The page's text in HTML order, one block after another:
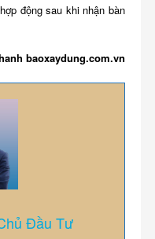
động sau khi nhận bàn
baoxaydung.com.vn
Đầu Tư